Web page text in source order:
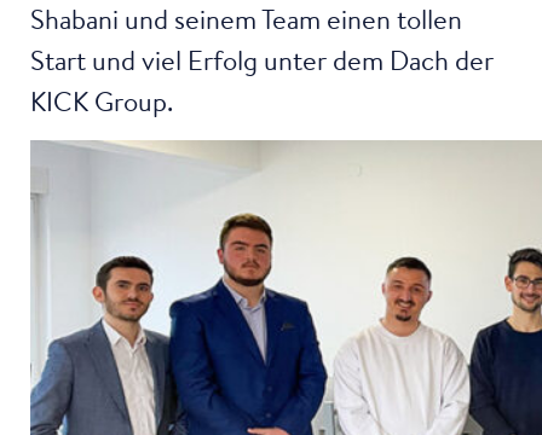
Shabani und seinem Team einen tollen
Start und viel Erfolg unter dem Dach der
KICK Group.